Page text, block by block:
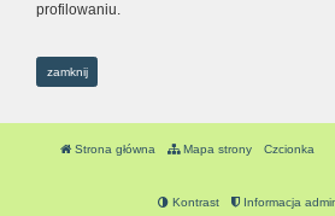
profilowaniu.
zamknij
Strona główna Mapa strony Czcionka
Kontrast Informacja